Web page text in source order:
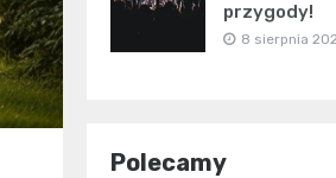
przygody!
8 sierpnia
Polecamy